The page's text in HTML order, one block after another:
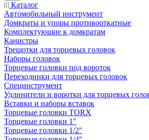
Каталог
Автомобильный инструмент
Домкраты и упоры противооткатные
Комплектующие к домкратам
Канистры
Трещотки для торцевых головок
Наборы головок
Торцевые головки под вороток
Переходники для торцевых головок
Специнструмент
Удлинители и воротки для торцевых
Вставки и наборы вставок
Торцевые головки TORX
Торцевые головки 1"
Торцевые головки 1/2"